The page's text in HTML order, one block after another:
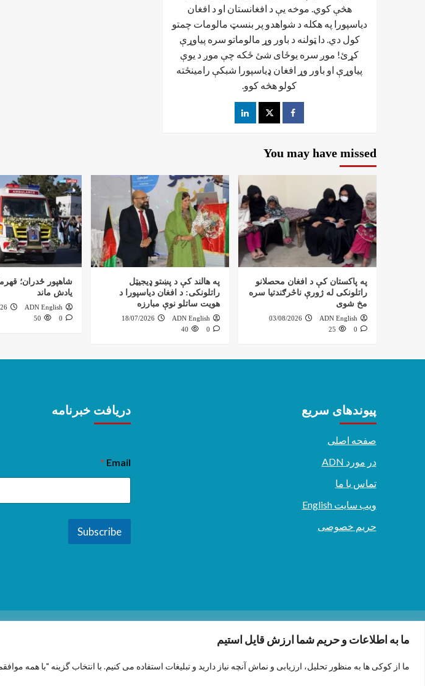
ما به اطلاعات و حریم شما ارزش قایل استیم
ما از کوکی ها به منظور تحلیل، ارزیابی و نماش آنچه نیاز دارید و تبلیغات استفاده می کنیم. با انتخاب گزینه "با همه
هڅې کوي. موخه يې د افغانستان او د افغان
دیاسپورا په هکله د شواهدو پر بنسټ مالومات چمتو
کول دي. دا ټولنه د باور وړ مالوماتو سره پیاوړې
کړئ! موږ سره یوځای شئ ځکه چې موږ د یوې
پیاوړې او باور وړ افغان ډیاسپورا شبکې رامینځته
کولو هڅه کوو.
You may have missed
په پاکستان کې د افغان محصلانو
راتلونکی له ژورې ناڅرګندتیا سره
مخ شوی
ADN English
03/08/2026
0
25
په هالند کې د پښتو ډیجیټل
راتلونکی: د افغان دیاسپورا د
هویت ساتلو نوې مبارزه
ADN English
18/07/2026
0
40
شاهپور ځدران؛
یادش ماند
ADN English
0
50
پیوندهای سریع
صفحه اصلی
در مورد ADN
تماس با ما
ویب سایت English
حریم خصوصی
دریافت خبرنامه
Email
*
Subscribe
| CoverNewsby AF themes.